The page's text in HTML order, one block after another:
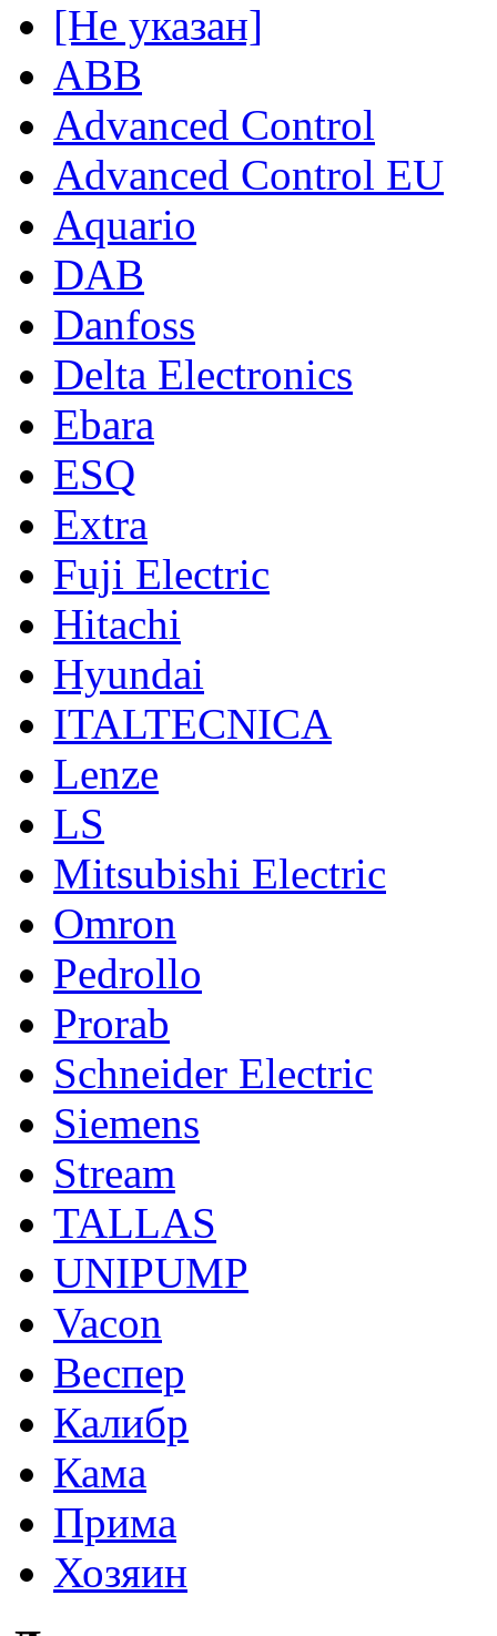
[Не указан]
ABB
Advanced Control
Advanced Control EU
Aquario
DAB
Danfoss
Delta Electronics
Ebara
ESQ
Extra
Fuji Electric
Hitachi
Hyundai
ITALTECNICA
Lenze
LS
Mitsubishi Electric
Omron
Pedrollo
Prorab
Schneider Electric
Siemens
Stream
TALLAS
UNIPUMP
Vacon
Веспер
Калибр
Кама
Прима
Хозяин